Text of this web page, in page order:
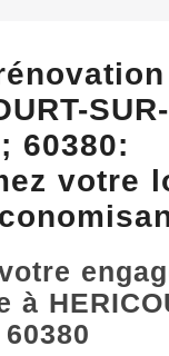
SUR-
60380:
votre
à